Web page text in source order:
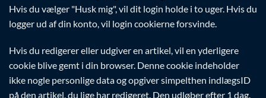
Hvis du vælger "Husk mig", vil dit login holde i to uger. Hvis du
logger ud af din konto, vil login cookierne forsvinde.
Hvis du redigerer eller udgiver en artikel, vil en yderligere
cookie blive gemt i din browser. Denne cookie indeholder
ikke nogle personlige data og opgiver simpelthen indlægsID
på den artikel, du lige har redigeret. Den udløber efter 1 dag.